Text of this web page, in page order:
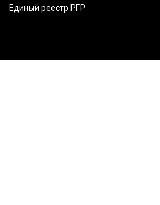
Единый реестр РГР